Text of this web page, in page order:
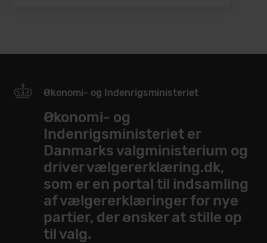
Økonomi- og Indenrigsministeriet
Økonomi- og
Indenrigsministeriet er
Danmarks valgministerium og
driver vælgererklæring.dk,
som er en portal til indsamling
af vælgererklæringer for nye
partier, der ønsker at stille op
til valg.